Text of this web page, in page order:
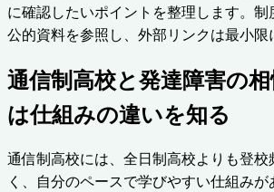
に確認したいポイントを整理します。
公的資料を参照し、外部リンクは最小限
通信制高校と発達障害の
は仕組みの違いを知る
通信制高校には、全日制高校よりも登校
く、自分のペースで学びやすい仕組み